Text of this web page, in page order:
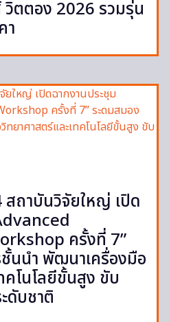
วิตตอง 2026 รวมรุ่น
า
ถาบันวิจัยใหญ่ เปิด
ครั้งที่ 7”
นนำ พัฒนาเครื่องมือ
คโนโลยีขั้นสูง ขับ
ดับชาติ